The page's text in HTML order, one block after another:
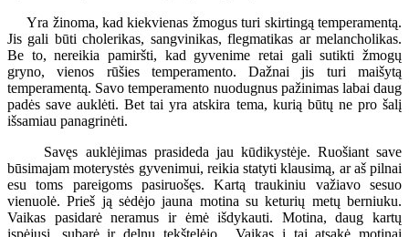
Yra žinoma, kad kiekvienas žmogus turi skirtingą temperamentą.
Jis gali būti cholerikas, sangvinikas, flegmatikas ar melancholikas.
Be to, nereikia pamiršti, kad gyvenime retai gali sutikti žmogų
gryno, vienos rūšies temperamento. Dažnai jis turi maišytą
temperamentą. Savo temperamento nuodugnus pažinimas labai daug
padės save auklėti. Bet tai yra atskira tema, kurią būtų ne pro šalį
išsamiau panagrinėti.
Savęs auklėjimas prasideda jau kūdikystėje. Ruošiant save
būsimajam moterystės gyvenimui, reikia statyti klausimą, ar aš pilnai
esu toms pareigoms pasiruošęs. Kartą traukiniu važiavo sesuo
vienuolė. Prieš ją sėdėjo jauna motina su keturių metų berniuku.
Vaikas pasidarė neramus ir ėmė išdykauti. Motina, daug kartų
įspėjusi, subarė ir delnu tekštelėjo... Vaikas į tai atsakė motinai